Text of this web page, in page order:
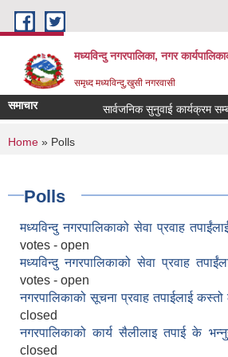
Skip to main content
मध्यविन्दु नगरपालिका, नगर
समृध्द मध्यविन्दु,खुसी नगरवासी
समाचार सार्वजनिक सुनुवाई कार्यक्रम
You are here
Home » Polls
Polls
मध्यविन्दु नगरपालिकाको सेवा प्रवाह
votes - open
मध्यविन्दु नगरपालिकाको सेवा प्रवाह
votes - open
नगरपालिकाको सूचना प्रवाह तपाईलाई कस्तो
closed
नगरपालिकाको कार्य सैलीलाइ तपाई के
closed